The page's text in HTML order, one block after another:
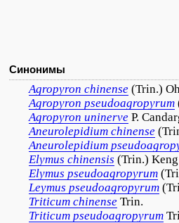
Синонимы
Agropyron chinense (Trin.)
Agropyron pseudoagropyrum
Agropyron uninerve P.
Aneurolepidium chinense
Aneurolepidium
Elymus chinensis (Trin.) Keng
Elymus pseudoagropyrum
Leymus pseudoagropyrum
Triticum chinense Trin.
Triticum pseudoagropyrum